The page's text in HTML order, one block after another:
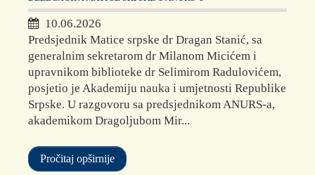
10.06.2026
Predsjednik Matice srpske dr Dragan Stanić, sa
generalnim sekretarom dr Milanom Micićem i
upravnikom biblioteke dr Selimirom Radulovićem,
posjetio je Akademiju nauka i umjetnosti Republike
Srpske. U razgovoru sa predsjednikom ANURS-a,
akademikom Dragoljubom Mir...
Pročitaj opširnije